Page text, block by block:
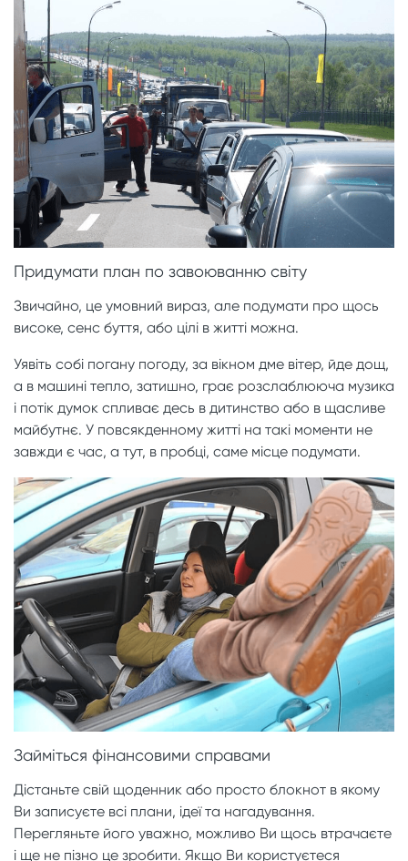
Придумати план по завоюванню світу
Звичайно, це умовний вираз, але подумати про щось
високе, сенс буття, або цілі в житті можна.
Уявіть собі погану погоду, за вікном дме вітер, йде дощ,
а в машині тепло, затишно, грає розслаблююча музика
і потік думок спливає десь в дитинство або в щасливе
майбутнє. У повсякденному житті на такі моменти не
завжди є час, а тут, в пробці, саме місце подумати.
Займіться фінансовими справами
Дістаньте свій щоденник або просто блокнот в якому
Ви записуєте всі плани, ідеї та нагадування.
Перегляньте його уважно, можливо Ви щось втрачаєте
і ще не пізно це зробити. Якщо Ви користуєтеся